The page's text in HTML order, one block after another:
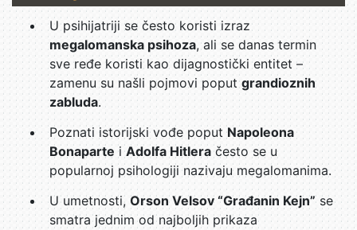
U psihijatriji se često koristi izraz
megalomanska psihoza, ali se danas termin
sve ređe koristi kao dijagnostički entitet –
zamenu su našli pojmovi poputgrandioznih
zabluda.
Poznati istorijski vođe poputNapoleona
Bonaparte iAdolfa Hitleračesto se u
popularnoj psihologiji nazivaju megalomanima.
U umetnosti, Orson Velsov “Građanin Kejn”se
smatra jednim od najboljih prikaza